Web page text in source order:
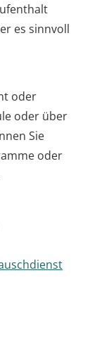
es sinnvoll
oder
oder über
Sie
oder